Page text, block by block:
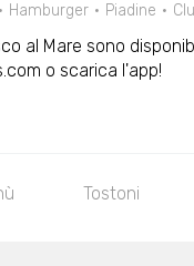
Hamburger Piadine
al Mare sono
o scarica l'app!
Tostoni